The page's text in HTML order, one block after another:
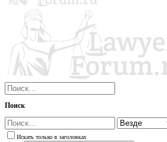
Поиск
Искать только в заголовках